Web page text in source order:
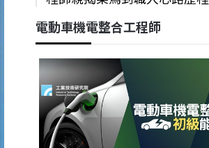
電動車機電整合工程師